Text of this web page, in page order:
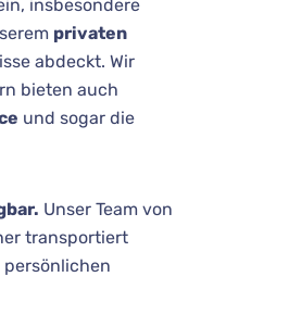
insbesondere
privaten
abdeckt. Wir
bieten auch
und sogar die
Unser Team von
transportiert